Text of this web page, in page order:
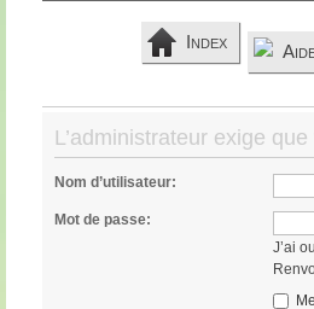
Index
L’administrateur exige
Nom d’utilisateur:
Mot de passe:
J’ai